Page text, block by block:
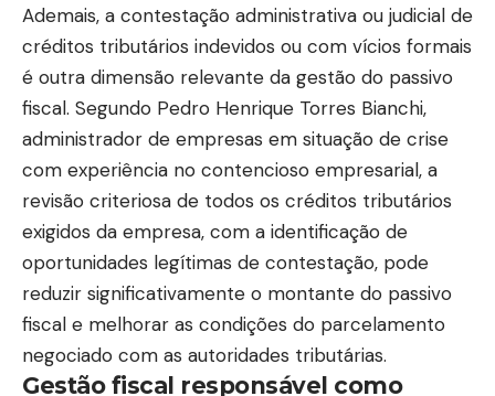
Ademais, a contestação administrativa ou judicial de
créditos tributários indevidos ou com vícios formais
é outra dimensão relevante da gestão do passivo
fiscal. Segundo Pedro Henrique Torres Bianchi,
administrador de empresas em situação de crise
com experiência no contencioso empresarial, a
revisão criteriosa de todos os créditos tributários
exigidos da empresa, com a identificação de
oportunidades legítimas de contestação, pode
reduzir significativamente o montante do passivo
fiscal e melhorar as condições do parcelamento
negociado com as autoridades tributárias.
Gestão fiscal responsável como